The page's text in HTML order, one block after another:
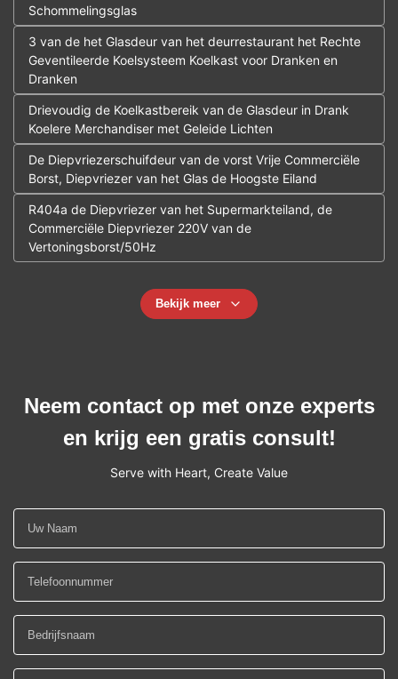
Schommelingsglas
3 van de het Glasdeur van het deurrestaurant het Rechte
Geventileerde Koelsysteem Koelkast voor Dranken en
Dranken
Drievoudig de Koelkastbereik van de Glasdeur in Drank
Koelere Merchandiser met Geleide Lichten
De Diepvriezerschuifdeur van de vorst Vrije Commerciële
Borst, Diepvriezer van het Glas de Hoogste Eiland
R404a de Diepvriezer van het Supermarkteiland, de
Commerciële Diepvriezer 220V van de
Vertoningsborst/50Hz
Bekijk meer
Neem contact op met onze experts
en krijg een gratis consult!
Serve with Heart, Create Value